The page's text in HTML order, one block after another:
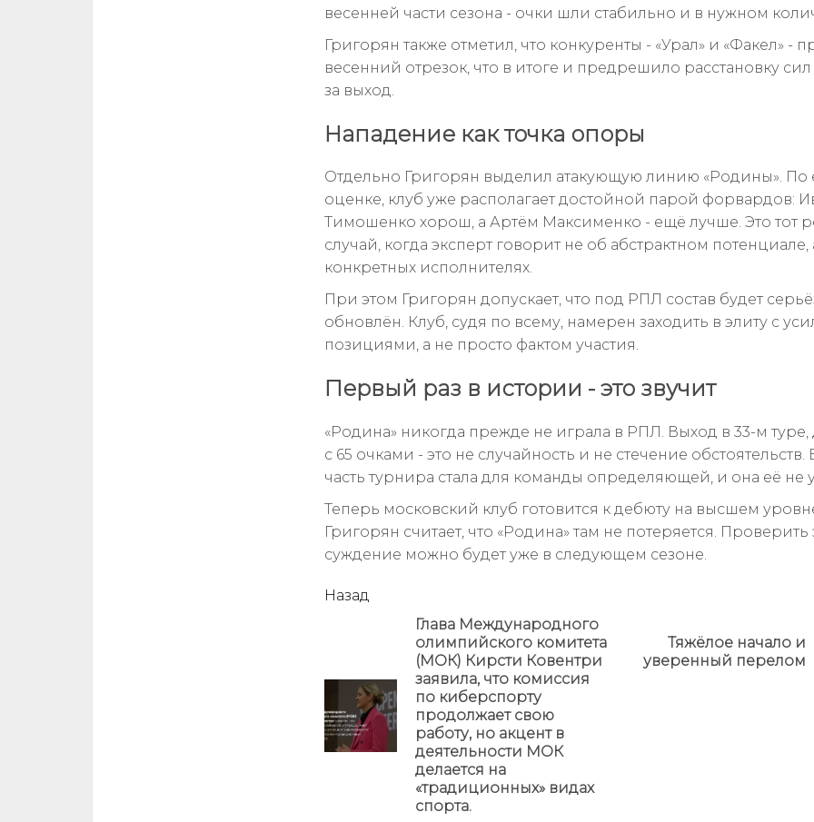
весенней части сезона - очки шли стабильно и в нужном
Григорян также отметил, что конкуренты - «Урал» и «Факел» -
весенний отрезок, что в итоге и предрешило расстановку
за выход.
Нападение как точка опоры
Отдельно Григорян выделил атакующую линию «Родины». По
оценке, клуб уже располагает достойной парой форвардов:
Тимошенко хорош, а Артём Максименко - ещё лучше. Это тот
случай, когда эксперт говорит не об абстрактном потенциале,
конкретных исполнителях.
При этом Григорян допускает, что под РПЛ состав будет
обновлён. Клуб, судя по всему, намерен заходить в элиту с
позициями, а не просто фактом участия.
Первый раз в истории - это звучит
«Родина» никогда прежде не играла в РПЛ. Выход в 33-м
с 65 очками - это не случайность и не стечение обстоятельств.
часть турнира стала для команды определяющей, и она её не
Теперь московский клуб готовится к дебюту на высшем
Григорян считает, что «Родина» там не потеряется. Проверить
суждение можно будет уже в следующем сезоне.
читать
Назад
Глава Международного
олимпийского комитета
(МОК) Кирсти Ковентри
заявила, что комиссия
по киберспорту
продолжает свою
работу, но акцент в
деятельности МОК
делается на
«традиционных» видах
спорта.
post:
Тяжёлое начало и
уверенный перелом